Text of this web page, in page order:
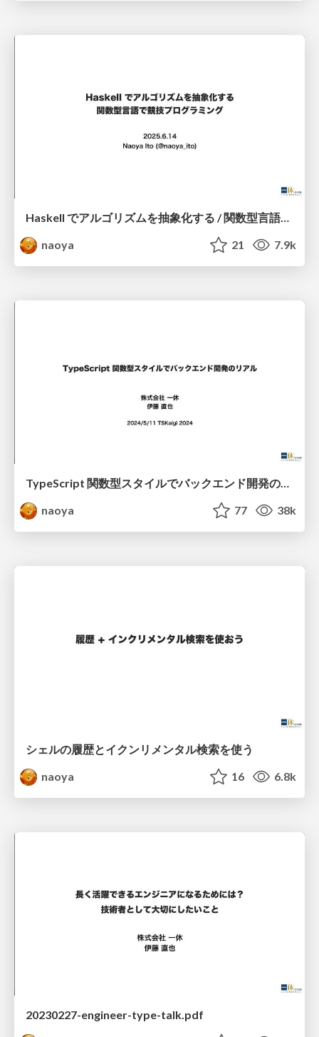
Haskell でアルゴリズムを抽象化する / 関数型言語で競技プログラミング
naoya
21 7.9k
TypeScript 関数型スタイルでバックエンド開発のリアル
naoya
77 38k
シェルの履歴とイクンリメンタル検索を使う
naoya
16 6.8k
20230227-engineer-type-talk.pdf